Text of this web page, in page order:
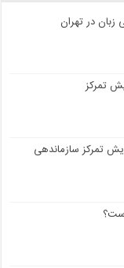
در تهران
تمرکز
تمرکز سازماندهی